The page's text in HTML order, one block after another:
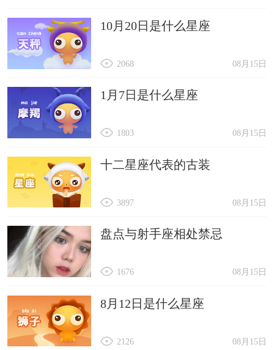
10月20日是什么星座
08月15日
2068
1月7日是什么星座
08月15日
1803
十二星座代表的古装
08月15日
3897
盘点与射手座相处禁忌
08月15日
1676
8月12日是什么星座
08月15日
2126